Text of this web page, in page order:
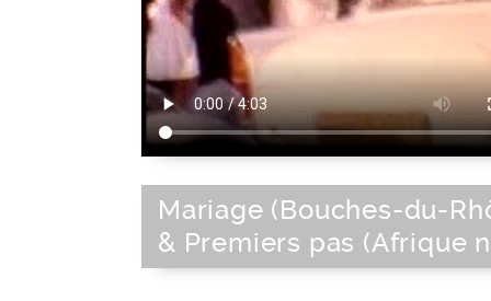
Mariage (Bouches-du-
& Premiers pas (Afrique